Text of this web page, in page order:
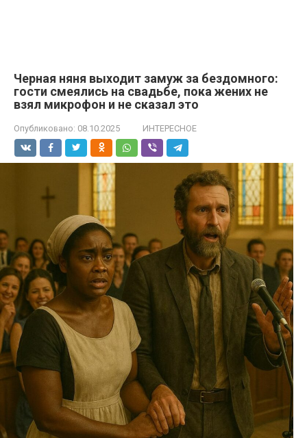
Черная няня выходит замуж за бездомного:
гости смеялись на свадьбе, пока жених не
взял микрофон и не сказал это
Опубликовано: 08.10.2025 ИНТЕРЕСНОЕ